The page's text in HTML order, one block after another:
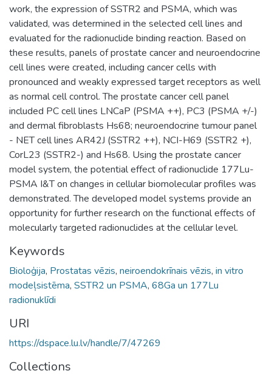
work, the expression of SSTR2 and PSMA, which was
validated, was determined in the selected cell lines and
evaluated for the radionuclide binding reaction. Based on
these results, panels of prostate cancer and neuroendocrine
cell lines were created, including cancer cells with
pronounced and weakly expressed target receptors as well
as normal cell control. The prostate cancer cell panel
included PC cell lines LNCaP (PSMA ++), PC3 (PSMA +/-)
and dermal fibroblasts Hs68; neuroendocrine tumour panel
- NET cell lines AR42J (SSTR2 ++), NCI-H69 (SSTR2 +),
CorL23 (SSTR2-) and Hs68. Using the prostate cancer
model system, the potential effect of radionuclide 177Lu-
PSMA I&T on changes in cellular biomolecular profiles was
demonstrated. The developed model systems provide an
opportunity for further research on the functional effects of
molecularly targeted radionuclides at the cellular level.
Keywords
Bioloģija, Prostatas vēzis, neiroendokrīnais vēzis, in vitro
modeļsistēma, SSTR2 un PSMA, 68Ga un 177Lu
radionuklīdi
URI
https://dspace.lu.lv/handle/7/47269
Collections